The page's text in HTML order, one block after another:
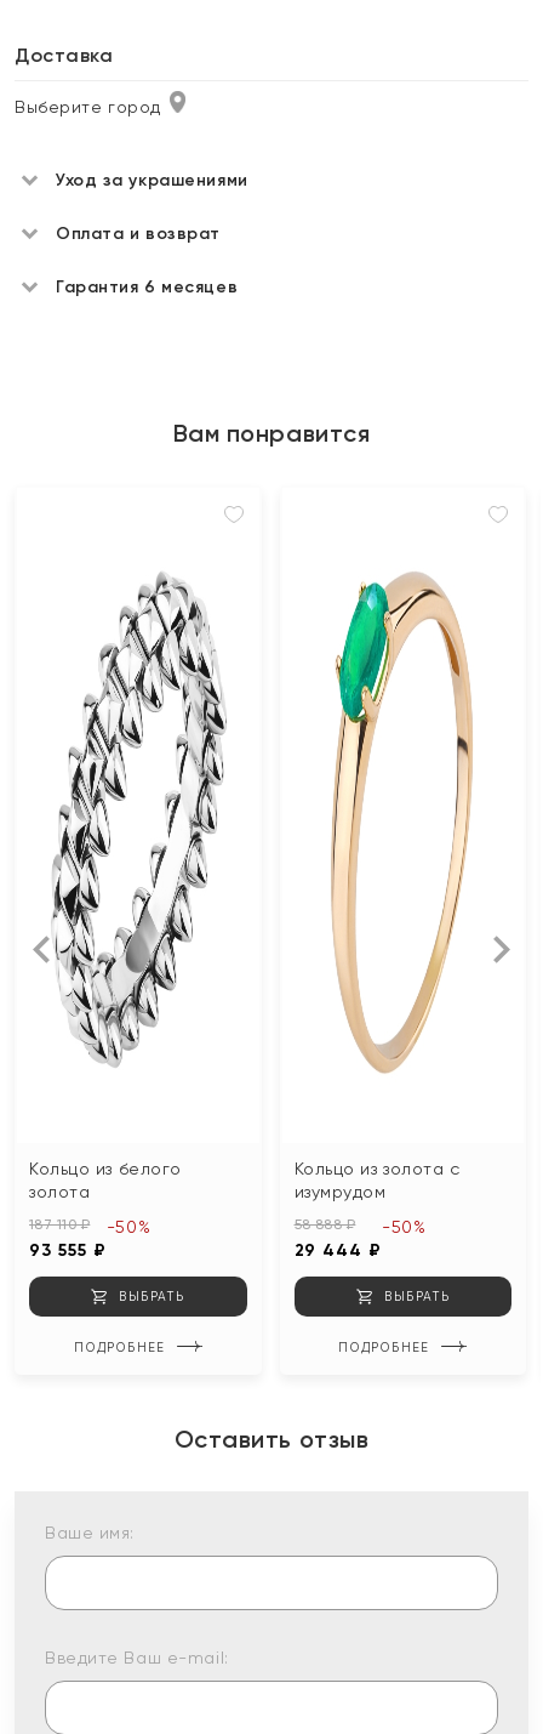
Доставка
Выберите город
Уход за украшениями
Оплата и возврат
Гарантия 6 месяцев
Вам понравится
Кольцо из белого
золота
187 110 ₽
93 555 ₽
-50%
ВЫБРАТЬ
ПОДРОБНЕЕ
Кольцо из золота с
изумрудом
58 888 ₽
29 444 ₽
-50%
ВЫБРАТЬ
ПОДРОБНЕЕ
Оставить отзыв
Ваше имя:
Введите Ваш e-mail: